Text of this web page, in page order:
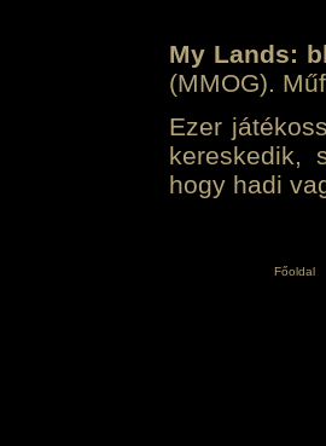
My Lands:
(MMOG).
Ezer
kereskedik,
hogy hadi
Főoldal